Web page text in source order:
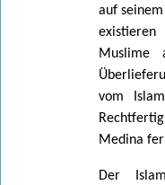
auf
Muslime
vom
Medina
Der